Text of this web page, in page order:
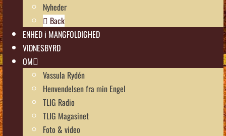
Nyheder
Back
ENHED i MANGFOLDIGHED
VIDNESBYRD
OM
Vassula Rydén
Henvendelsen fra min Engel
TLIG Radio
TLIG Magasinet
Foto & video